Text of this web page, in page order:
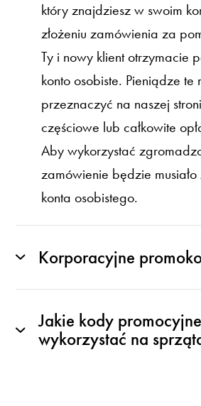
który znajdziesz w swoim
złożeniu zamówienia za
Ty i nowy klient otrzymacie
konto osobiste. Pieniądze te
przeznaczyć na naszej
częściowe lub całkowite
Aby wykorzystać
zamówienie będzie musiało
konta osobistego.
Korporacyjne
Jakie kody
wykorzystać na